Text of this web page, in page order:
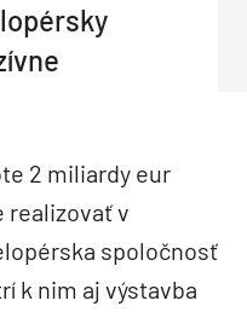
2 miliardy eur
realizovať v
spoločnosť
k nim aj výstavba